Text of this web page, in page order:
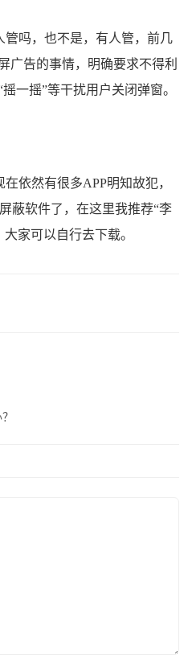
吗，也不是，有人管，前几
广告的事情，明确要求不得利
一摇”等干扰用户关闭弹窗。
依然有很多APP明知故犯，
蔽软件了，在这里我推荐“李
家可以自行去下载。